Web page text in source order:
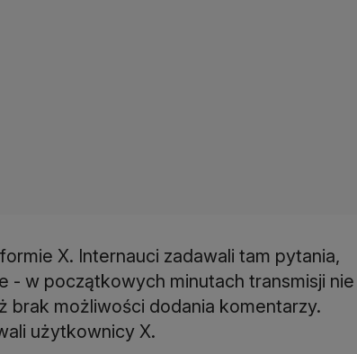
X. Internauci zadawali tam pytania,
- w początkowych minutach transmisji nie
brak możliwości dodania komentarzy.
użytkownicy X.